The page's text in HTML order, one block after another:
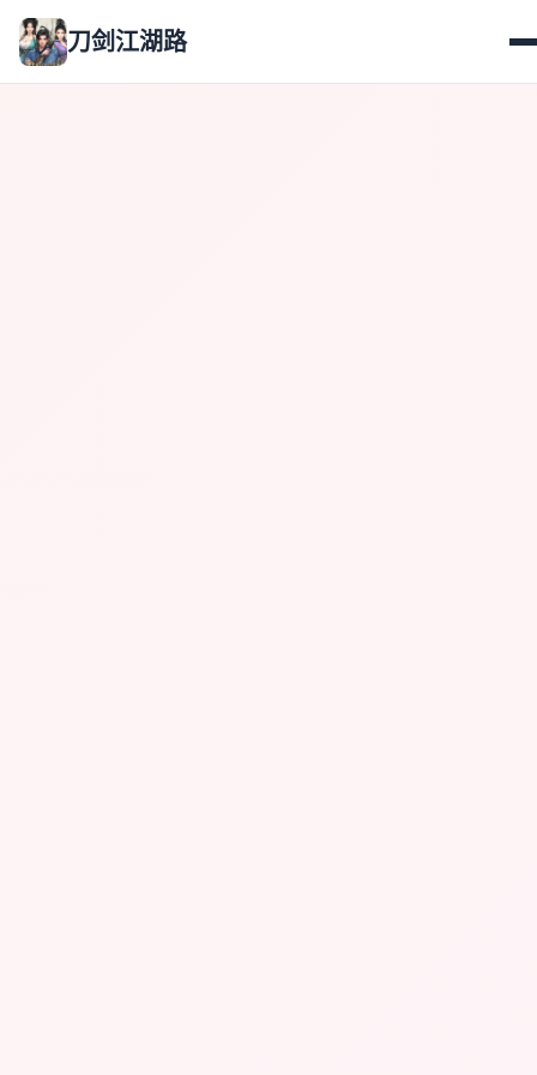
刀剑江湖路